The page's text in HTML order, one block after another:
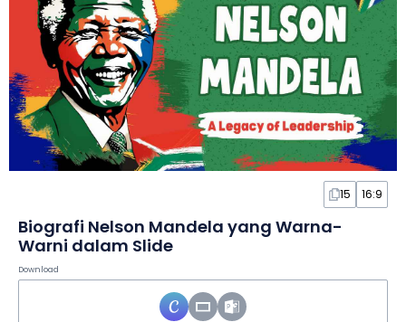
15 16:9
Biografi Nelson Mandela yang Warna-
Warni dalam Slide
Download